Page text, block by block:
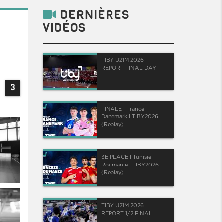
3
DERNIÈRES
VIDÉOS
TIBY U21M 2026 I
REPORT FINAL DAY
FINALE I France -
Danemark I TIBY2026
(Replay)
3E PLACE I Tunisie -
Roumanie I TIBY2026
(Replay)
TIBY U21M 2026 I
REPORT 1/2 FINAL